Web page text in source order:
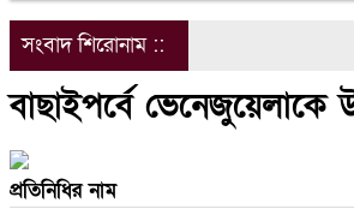
সংবাদ শিরোনাম ::
বাছাইপর্বে
প্রতিনিধির নাম